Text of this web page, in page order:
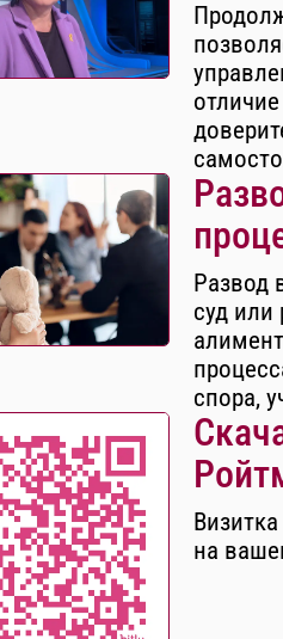
Развод
суд
спора,
на